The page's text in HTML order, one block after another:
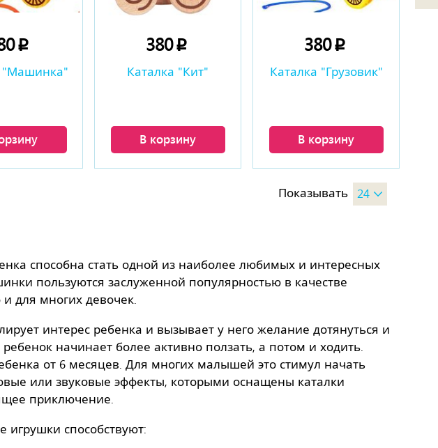
p
"Машинка"
380p
Каталка "Кит"
В корзину
380p
Каталка "Грузовик"
В корзину
Показывать 24
способна стать одной из наиболее любимых и интересных
пользуются заслуженной популярностью в качестве
для многих девочек.
интерес ребенка и вызывает у него желание дотянуться и
начинает более активно ползать, а потом и ходить.
от 6 месяцев. Для многих малышей это стимул начать
или звуковые эффекты, которыми оснащены каталки
приключение.
игрушки способствуют: